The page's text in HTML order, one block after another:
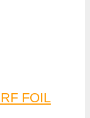
FOIL